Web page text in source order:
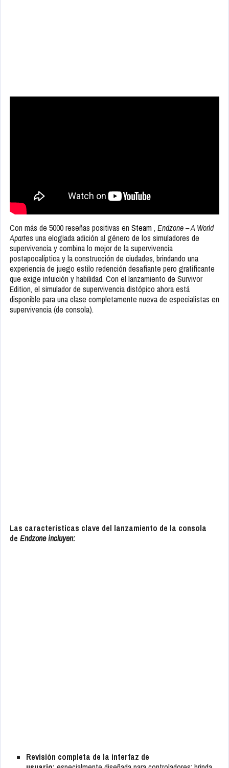
Con más de 5000 reseñas positivas en Steam, Endzone – A World
Apartes una elogiada adición al género de los simuladores de
supervivencia y combina lo mejor de la supervivencia
postapocalíptica y la construcción de ciudades, brindando una
experiencia de juego estilo redención desafiante pero gratificante
que exige intuición y habilidad. Con el lanzamiento de Survivor
Edition, el simulador de supervivencia distópico ahora está
disponible para una clase completamente nueva de especialistas en
supervivencia (de consola).
Las características clave del lanzamiento de la consola
de Endzone incluyen:
Revisión completa de la interfaz de